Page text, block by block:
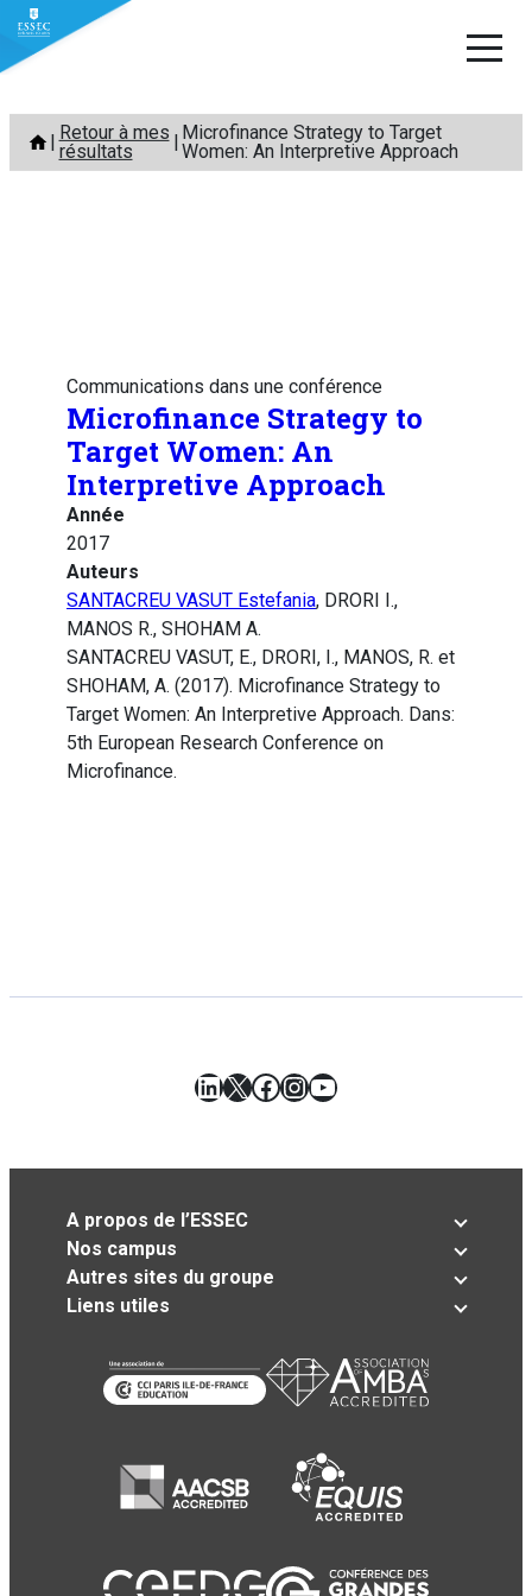
Aller
contenu
Retour à mes
résultats
Microfinance Strategy to Target
Women: An Interpretive Approach
Communications dans une conférence
Microfinance Strategy to
Target Women: An
Interpretive Approach
Année
2017
Auteurs
SANTACREU VASUT Estefania, DRORI I.,
MANOS R., SHOHAM A.
SANTACREU VASUT, E., DRORI, I., MANOS, R. et
SHOHAM, A. (2017). Microfinance Strategy to
Target Women: An Interpretive Approach. Dans:
5th European Research Conference on
Microfinance.
LinkedIn
X Facebook
Instagram
YouTube
A propos de l’ESSEC
Nos campus
Autres sites du groupe
Liens utiles